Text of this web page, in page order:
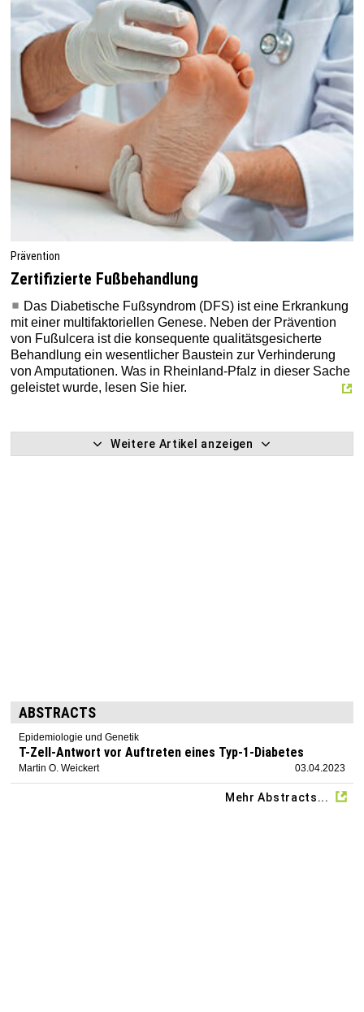
Prävention
Zertifizierte Fußbehandlung
Das Diabetische Fußsyndrom (DFS) ist eine Erkrankung
mit einer multifaktoriellen Genese. Neben der Prävention
von Fußulcera ist die konsequente qualitätsgesicherte
Behandlung ein wesentlicher Baustein zur Verhinderung
von Amputationen. Was in Rheinland-Pfalz in dieser Sache
geleistet wurde, lesen Sie hier.
Weitere Artikel anzeigen
ABSTRACTS
Epidemiologie und Genetik
T-Zell-Antwort vor Auftreten eines Typ-1-Diabetes
Martin O. Weickert 03.04.2023
Mehr Abstracts...